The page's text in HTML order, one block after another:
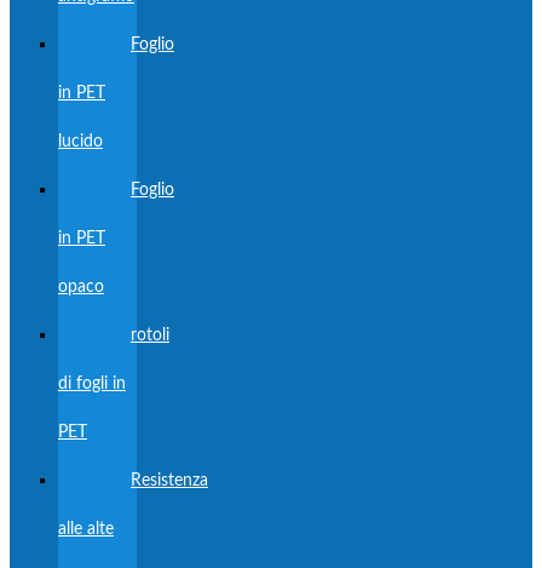
Foglio
in PET
lucido
Foglio
in PET
opaco
rotoli
di fogli in
PET
Resistenza
alle alte